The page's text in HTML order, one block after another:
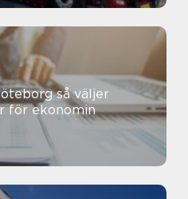
så väljer
för ekonomin